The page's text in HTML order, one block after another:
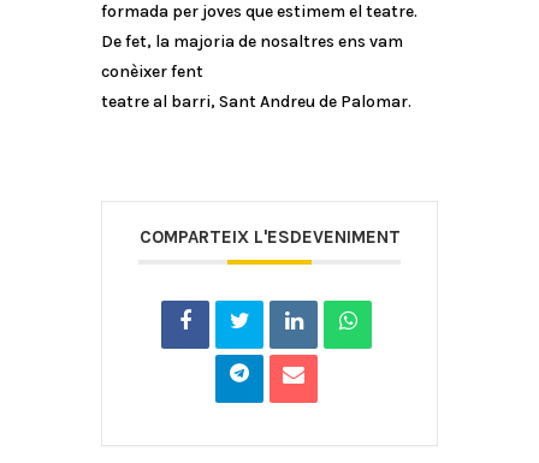
formada per joves que estimem el teatre.
De fet, la majoria de nosaltres ens vam
conèixer fent
teatre al barri, Sant Andreu de Palomar.
COMPARTEIX L'ESDEVENIMENT